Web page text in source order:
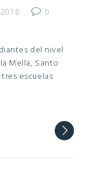
0
del nivel
Mella, Santo
escuelas